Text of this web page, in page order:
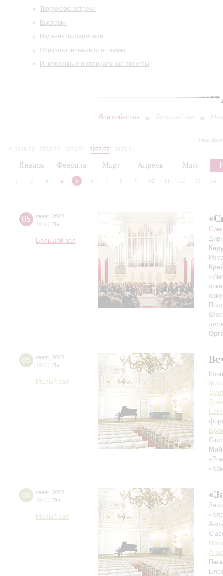
Творческие встречи
Выставки
Издания филармонии
Образовательные программы
Инклюзивные и специальные проекты
Все события Большой зал
2019/20
2020/21 2021/22 2022/23
2023/24
Январь Февраль Март Апрель Май
2 3 4 5 6 7 8 9 10 11 12 13 14
05 июня 2023
19:00 Пн
Большой зал
05 июня 2023
19:00 Пн
Малый зал
06 июня 2023
19:00 Вт
Малый зал